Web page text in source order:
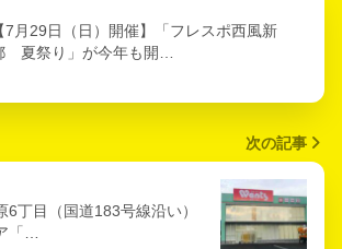
【7月29日（日）開催】「フレスポ西風新
夏祭り」が今年も開…
次の記事
6丁目（国道183号線沿い）
「…